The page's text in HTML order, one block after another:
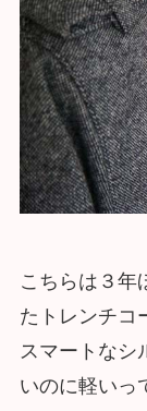
こちらは３年
たトレンチコ
スマートなシ
いのに軽いっ